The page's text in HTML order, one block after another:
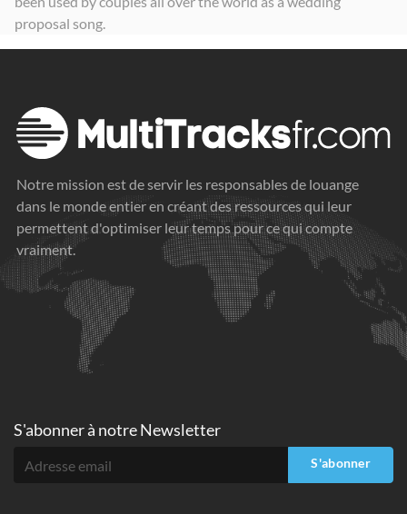
proposal song.
Notre mission est de servir les responsables de louange
dans le monde entier en créant des ressources qui leur
permettent d'optimiser leur temps pour ce qui compte
vraiment.
S'abonner à notre Newsletter
S'abonner